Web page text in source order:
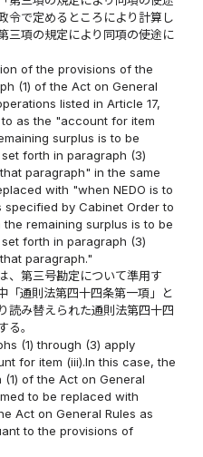
令で定めるところにより計算し
三項の規定により同項の使途に
of the provisions of the
(1) of the Act on General
listed in Article 17,
as the "account for item
surplus is to be
forth in paragraph (3)
paragraph" in the same
with "when NEDO is to
by Cabinet Order to
remaining surplus is to be
forth in paragraph (3)
paragraph."
、第三号勘定について準用す
「通則法第四十四条第一項」と
読み替えられた通則法第四十四
る。
(1) through (3) apply
for item (iii).In this case, the
of the Act on General
to be replaced with
Act on General Rules as
to the provisions of